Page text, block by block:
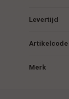
Levertijd
Artikelcode
Merk